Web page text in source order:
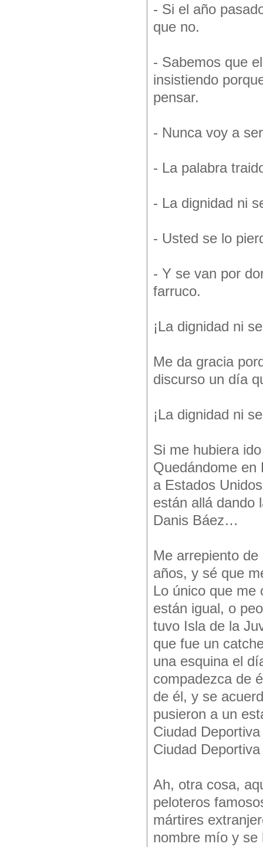
- Si el año
que no.
- Sabemos que
insistiendo
pensar.
- Nunca voy a
- La palabra
- La dignidad ni
- Usted se lo
- Y se van por
farruco.
¡La dignidad ni
Me da gracia
discurso un día
¡La dignidad ni
Si me hubiera
Quedándome en
a Estados
están allá dando
Danis Báez…
Me arrepiento
años, y sé que
Lo único que me
están igual, o
tuvo Isla de la
que fue un
una esquina el
compadezca de
de él, y se
pusieron a un
Ciudad
Ciudad
Ah, otra cosa,
peloteros
mártires
nombre mío y se